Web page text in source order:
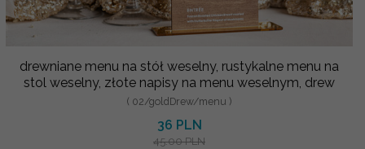
drewniane menu na stół weselny, rustykalne menu na
stol weselny, złote napisy na menu weselnym, drew
( 02/goldDrew/menu )
36 PLN
45.00 PLN